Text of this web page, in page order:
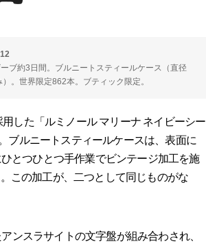
ブ約3日間。ブルニートスティールケース（直径
。世界限定862本。ブティック限定。
した「ルミノール マリーナ ネイビーシー
ブルニートスティールケースは、表面に
とつひとつ手作業でビンテージ加工を施
この加工が、二つとして同じものがな
ンスラサイトの文字盤が組み合わされ、